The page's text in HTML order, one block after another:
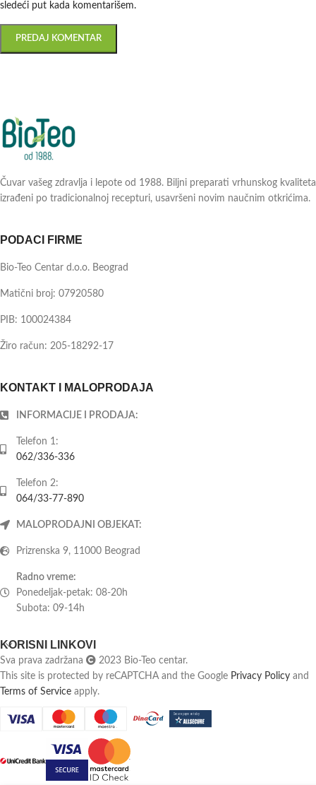
sledeći put kada komentarišem.
Čuvar vašeg zdravlja i lepote od 1988. Biljni preparati vrhunskog kvaliteta
izrađeni po tradicionalnoj recepturi, usavršeni novim naučnim otkrićima.
PODACI FIRME
Bio-Teo Centar d.o.o. Beograd
Matični broj: 07920580
PIB: 100024384
Žiro račun: 205-18292-17
KONTAKT I MALOPRODAJA
INFORMACIJE I PRODAJA:
Telefon 1:
062/336-336
Telefon 2:
064/33-77-890
MALOPRODAJNI OBJEKAT:
Prizrenska 9, 11000 Beograd
Radno vreme:
Ponedeljak-petak: 08-20h
Subota: 09-14h
KORISNI LINKOVI
Sva prava zadržana
2023 Bio-Teo centar.
This site is protected by reCAPTCHA and the Google Privacy Policy and
Terms of Service apply.